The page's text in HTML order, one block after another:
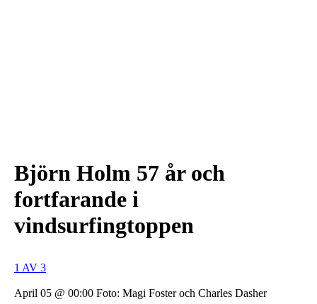
Björn Holm 57 år och
fortfarande i
vindsurfingtoppen
1 AV 3
April 05 @ 00:00 Foto: Magi Foster och Charles Dasher